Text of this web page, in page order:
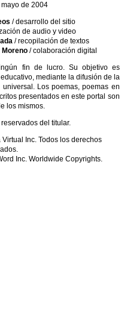
de 2004
/ desarrollo del sitio
de audio y video
/ recopilación de textos
Moreno/ colaboración digital
fin de lucro. Su objetivo es
mediante la difusión de la
Los poemas, poemas en
presentados en este portal son
los mismos.
del titular.
Inc. Todos los derechos
Inc. Worldwide Copyrights.